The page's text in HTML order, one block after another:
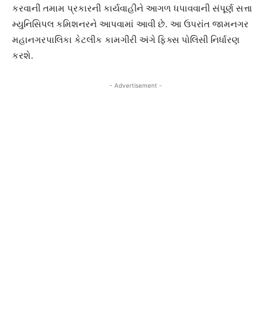
કરવાની તમામ પ્રકારની કાર્યવાહીને આગળ ધપાવવાની સંપૂર્ણ સત્તા
મ્યુનિસિપલ કમિશનરને આપવામાં આવી છે. આ ઉપરાંત જામનગર
મહાનગરપાલિકા કેટલીક કામગીરી અંગે ફિક્સ પોલિસી નિર્ધારણ
કરશે.
- Advertisement -